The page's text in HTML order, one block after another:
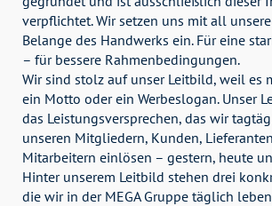
verpflichtet. Wir setzen uns mit all
Belange des Handwerks ein. Für eine
– für bessere Rahmenbedingungen.
Wir sind stolz auf unser Leitbild, weil es
ein Motto oder ein Werbeslogan. Unser
das Leistungsversprechen, das wir
unseren Mitgliedern, Kunden,
Mitarbeitern einlösen – gestern, heute
Hinter unserem Leitbild stehen drei
die wir in der MEGA Gruppe täglich